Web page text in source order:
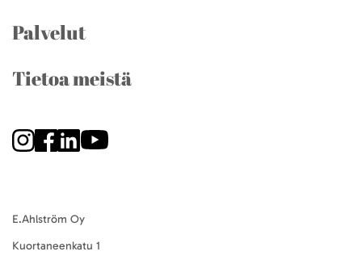
Palvelut
Tietoa meistä
E.Ahlström Oy
Kuortaneenkatu 1